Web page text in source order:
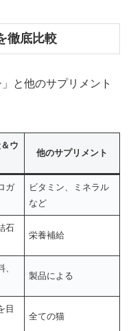
徹底比較
と他のサプリメント
ウ
他のサプリメント
ガ
ビタミン、ミネラル
など
石
栄養補給
製品による
目
全ての猫